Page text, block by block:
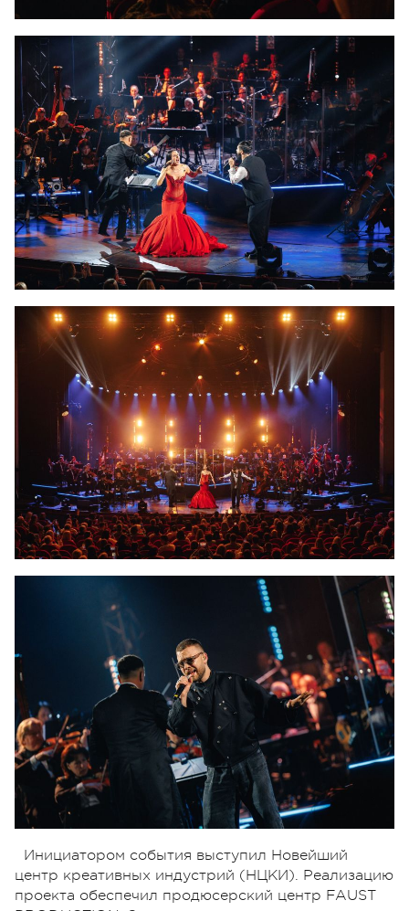
Инициатором события выступил Новейший
центр креативных индустрий (НЦКИ). Реализацию
проекта обеспечил продюсерский центр FAUST